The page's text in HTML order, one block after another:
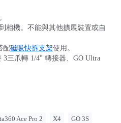
相機。不能與其他擴展裝置或自
配磁吸快拆支架使用。
3三爪轉 1/4" 轉接器、GO Ultra
Ace Pro 2 X4 GO 3S